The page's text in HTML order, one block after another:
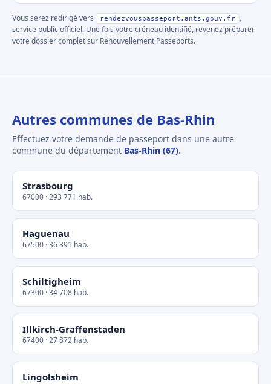
Vous serez redirigé vers rendezvouspasseport.ants.gouv.fr
,
service public officiel. Une fois votre créneau identifié, revenez préparer
votre dossier complet sur Renouvellement Passeports.
Autres communes de Bas-Rhin
Effectuez votre demande de passeport dans une autre
commune du département Bas-Rhin (67).
Strasbourg
67000 · 293 771 hab.
Haguenau
67500 · 36 391 hab.
Schiltigheim
67300 · 34 708 hab.
Illkirch-Graffenstaden
67400 · 27 872 hab.
Lingolsheim